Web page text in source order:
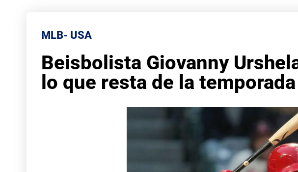
MLB- USA
Beisbolista Giovanny
lo que resta de la temporada